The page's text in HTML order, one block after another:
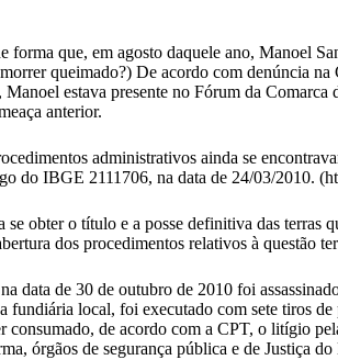
forma que, em agosto daquele ano, Manoel
queimado?) De acordo com denúncia
estava presente no Fórum da
anterior.
administrativos ainda se
do IBGE 2111706, na data de 24/03/2010.
obter o título e a posse definitiva das terras
dos procedimentos relativos à
data de 30 de outubro de 2010 foi
local, foi executado com sete tiros
de acordo com a CPT, o litígio
órgãos de segurança pública e de Justiça